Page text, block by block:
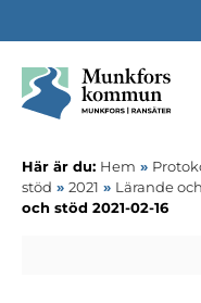
Här är du: Hem »
stöd » 2021 » Lärande
och stöd 2021-02-16